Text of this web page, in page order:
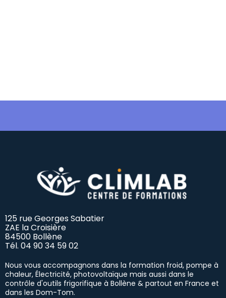
125 rue Georges Sabatier
ZAE la Croisière
84500 Bollène
Tél. 04 90 34 59 02
Nous vous accompagnons dans la formation froid, pompe à
chaleur, Électricité, photovoltaïque mais aussi dans le
contrôle d'outils frigorifique à Bollène & partout en France et
dans les Dom-Tom.